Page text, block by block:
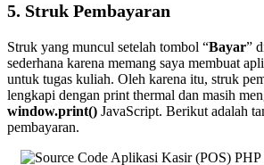
5. Struk Pembayaran
Struk yang muncul setelah tombol “Bayar”
sederhana karena memang saya membuat
untuk tugas kuliah. Oleh karena itu, struk
lengkapi dengan print thermal dan masih
window.print() JavaScript. Berikut adalah
pembayaran.